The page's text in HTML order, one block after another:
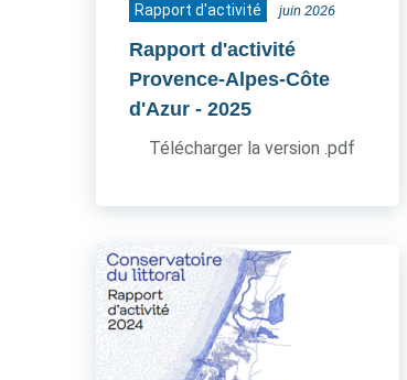
Rapport d'activité juin 2026
Rapport d'activité
Provence-Alpes-Côte
d'Azur - 2025
Télécharger la version .pdf